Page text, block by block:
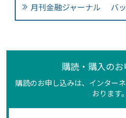
月刊金融ジャーナル バ
購読・購入の
購読のお申し込みは、インター
おります。